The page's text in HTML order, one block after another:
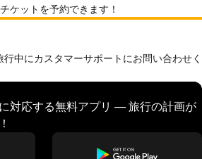
ケットを予約できます！
中にカスタマーサポートにお問い合わせく
対応する無料アプリ — 旅行の計画が